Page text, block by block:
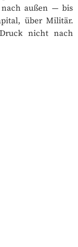
außen — bis
über Militär.
nicht nach